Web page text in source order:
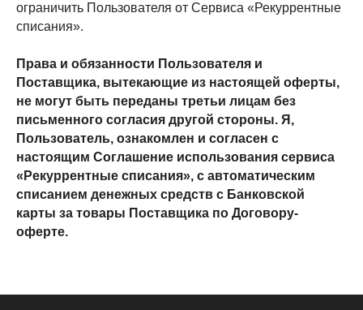
ограничить Пользователя от Сервиса «Рекуррентные
списания».
Права и обязанности Пользователя и
Поставщика, вытекающие из настоящей оферты,
не могут быть переданы третьи лицам без
письменного согласия другой стороны. Я,
Пользователь, ознакомлен и согласен с
настоящим Соглашение использования сервиса
«Рекуррентные списания», с автоматическим
списанием денежных средств с Банковской
карты за товары Поставщика по Договору-
оферте.